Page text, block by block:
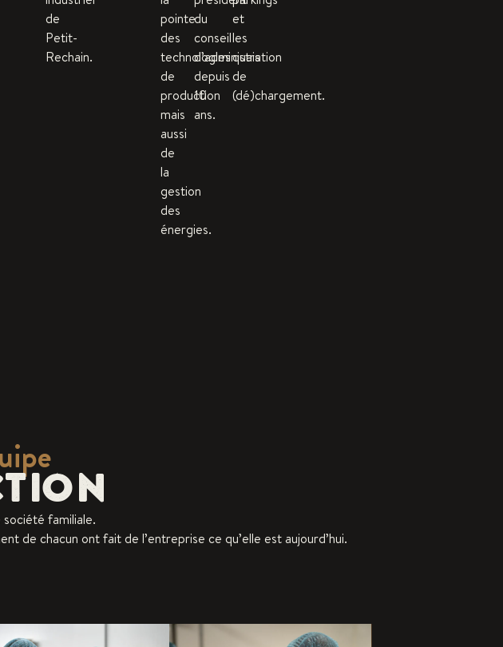
de
Petit-
Rechain.
pointe
des
technologies
de
production
mais
aussi
de
la
gestion
des
énergies.
du
conseil
d’administration
depuis
10
ans.
et
les
quais
de
(dé)chargement.
familiale.
de chacun ont fait de l’entreprise ce qu’elle est aujourd’hui.